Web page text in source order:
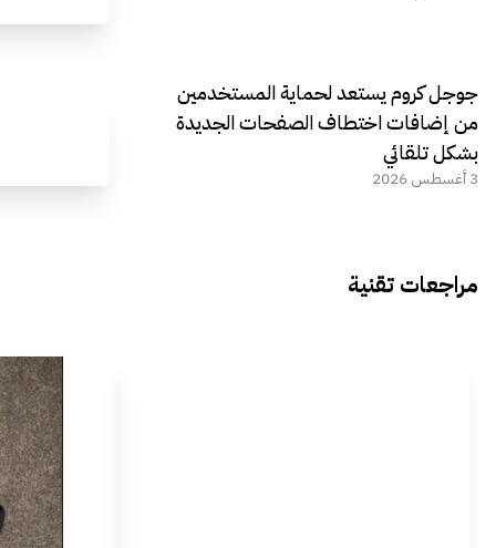
جوجل كروم يستعد لحماية المستخدمين
من إضافات اختطاف الصفحات الجديدة
بشكل تلقائي
3 أغسطس 2026
مراجعات تقنية